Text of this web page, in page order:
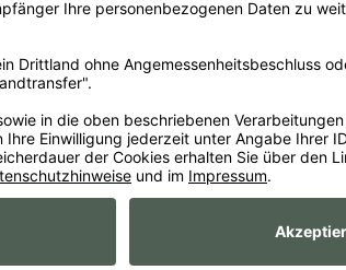
ImpressumAGB Widerrufsbelehrungen